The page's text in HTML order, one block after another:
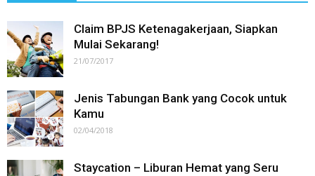
Claim BPJS Ketenagakerjaan, Siapkan
Mulai Sekarang!
21/07/2017
Jenis Tabungan Bank yang Cocok untuk
Kamu
02/04/2018
Staycation – Liburan Hemat yang Seru